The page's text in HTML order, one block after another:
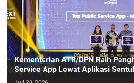
Kementerian ATR/BPN Raih
Service App Lewat Aplikasi